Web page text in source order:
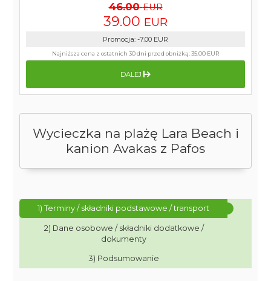
Wycieczka na plażę Lara Beach i
kanion Avakas z Pafos
1) Terminy / składniki podstawowe / transport
2) Dane osobowe / składniki dodatkowe /
dokumenty
3) Podsumowanie
46.00 EUR
39.00 EUR
Promocja: -7.00 EUR
Najniższa cena z ostatnich 30 dni przed obniżką:35.00 EUR
DALEJ